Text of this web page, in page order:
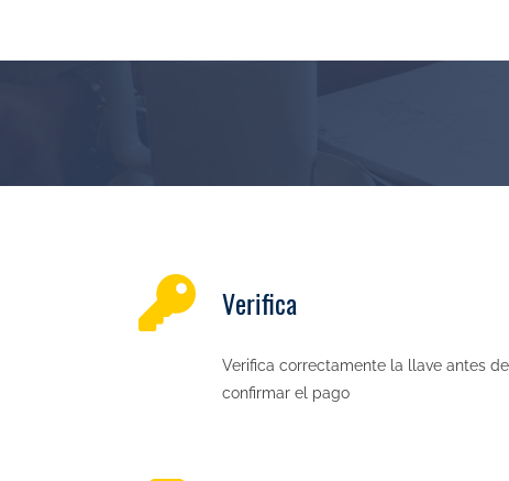
Verifica
Verifica correctamente la llave antes de
confirmar el pago